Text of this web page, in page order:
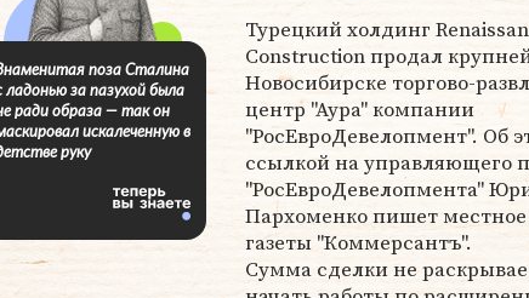
Турецкий холдинг
Construction продал
Новосибирске торгово-
центр "Аура" компании
"РосЕвроДевелопмент". Об
ссылкой на управляющего
"РосЕвроДевелопмента"
Пархоменко пишет
газеты "Коммерсантъ".
Сумма сделки не
поза Сталина
ладонью за пазухой была
ради образа — так он
искалеченную в
руку